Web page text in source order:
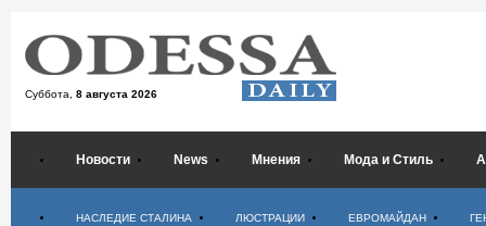
Суббота, 8 августа 2026
Новости News Мнения Мода и Стиль
НАСЛЕДИЕ СТАЛИНА ЛЮСТРАЦИИ ЕВРОМАЙДАН